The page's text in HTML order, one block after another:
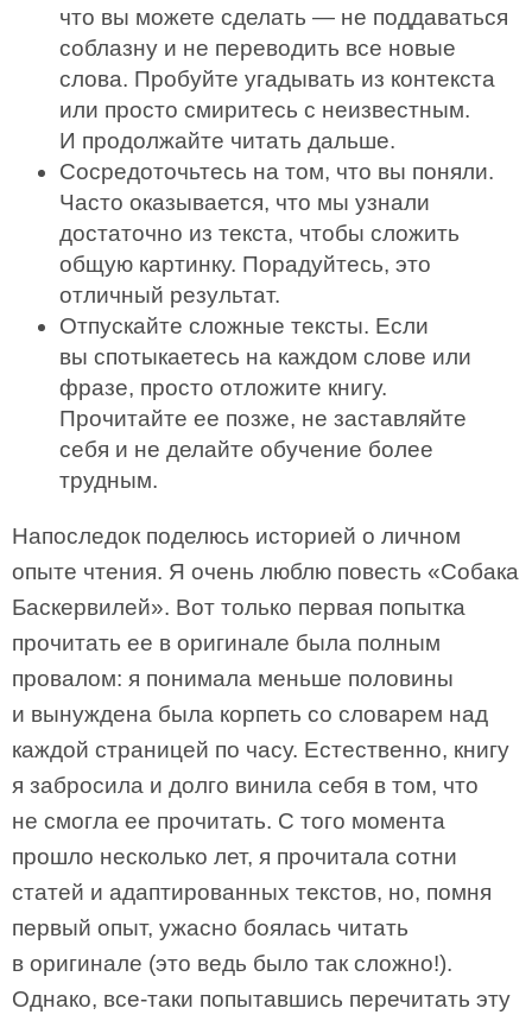
что вы можете сделать — не поддаваться
соблазну и не переводить все новые
слова. Пробуйте угадывать из контекста
или просто смиритесь с неизвестным.
И продолжайте читать дальше.
Сосредоточьтесь на том, что вы поняли.
Часто оказывается, что мы узнали
достаточно из текста, чтобы сложить
общую картинку. Порадуйтесь, это
отличный результат.
Отпускайте сложные тексты. Если
вы спотыкаетесь на каждом слове или
фразе, просто отложите книгу.
Прочитайте ее позже, не заставляйте
себя и не делайте обучение более
трудным.
Напоследок поделюсь историей о личном
опыте чтения. Я очень люблю повесть «Собака
Баскервилей». Вот только первая попытка
прочитать ее в оригинале была полным
провалом: я понимала меньше половины
и вынуждена была корпеть со словарем над
каждой страницей по часу. Естественно, книгу
я забросила и долго винила себя в том, что
не смогла ее прочитать. С того момента
прошло несколько лет, я прочитала сотни
статей и адаптированных текстов, но, помня
первый опыт, ужасно боялась читать
в оригинале (это ведь было так сложно!).
Однако, все-таки попытавшись перечитать эту